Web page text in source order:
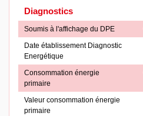
Diagnostics
Soumis à l'affichage du DPE
Date établissement Diagnostic
Energétique
Consommation énergie
primaire
Valeur consommation énergie
primaire